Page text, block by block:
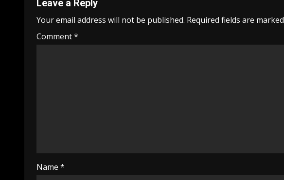
Leave a Reply
Your email address will not be published. Required fields are marked
Comment*
Name *